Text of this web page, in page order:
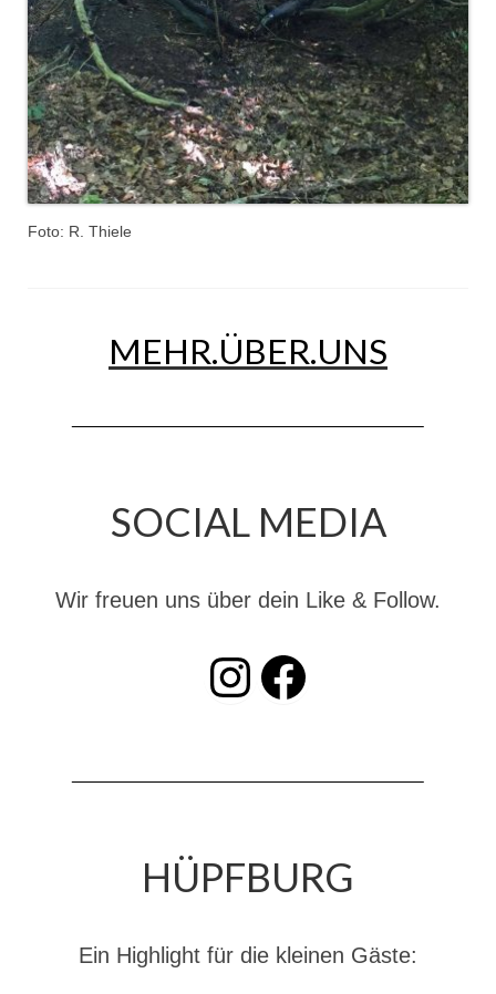
Dienstplan
Katastrophenschutz
GDekonP-Zug
Dienstplan Dekon-Zug
KatS-Zug
Musikzug
Termine
Christkindwiegen
Christkindwiegen 2023
Christkindwiegen 2022
Christkindwiegen 2021
Christkindwiegen 2016
Oktoberfestkonzert 2018
Foto: R. Thiele
MEHR.ÜBER.UNS
SOCIAL MEDIA
Wir freuen uns über dein Like & Follow.
INSTAGRAM Facebook
HÜPFBURG
Ein Highlight für die kleinen Gäste: